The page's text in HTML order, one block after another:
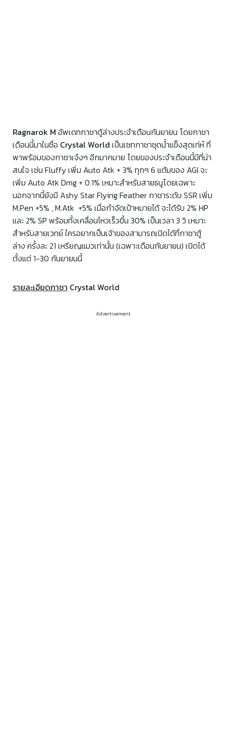
Ragnarok M อัพเดทกาชาตู้ล่างประจำเดือนกันยายน โดยกาชา
เดือนนี้มาในชื่อ Crystal World เป็นเซทกาชาชุดน้ำแข็งสุดเท่ห์ ที่
พาพร้อมของกาชาเจ๋งๆ อีกมากมาย โดยของประจำเดือนนี้มีที่น่า
สนใจ เช่น Fluffy เพิ่ม Auto Atk + 3% ทุกๆ 6 แต้มของ AGI จะ
เพิ่ม Auto Atk Dmg + 0.1% เหมาะสำหรับสายธนูโดยเฉพาะ
นอกจากนี้ยังมี Ashy Star Flying Feather กาชาระดับ SSR เพิ่ม
M.Pen +5% , M.Atk +5% เมื่อกำจัดเป้าหมายได้ จะได้รับ 2% HP
และ 2% SP พร้อมทั้งเคลื่อนไหวเร็วขึ้น 30% เป็นเวลา 3 วิ เหมาะ
สำหรับสายเวทย์ ใครอยากเป็นเจ้าของสามารถเปิดได้ที่กาชาตู้
ล่าง ครั้งละ 21 เหรียญแมวเท่านั้น (เฉพาะเดือนกันยายน) เปิดได้
ตั้งแต่ 1-30 กันยายนนี้
รายละเอียดกาชา Crystal World
Advertisement